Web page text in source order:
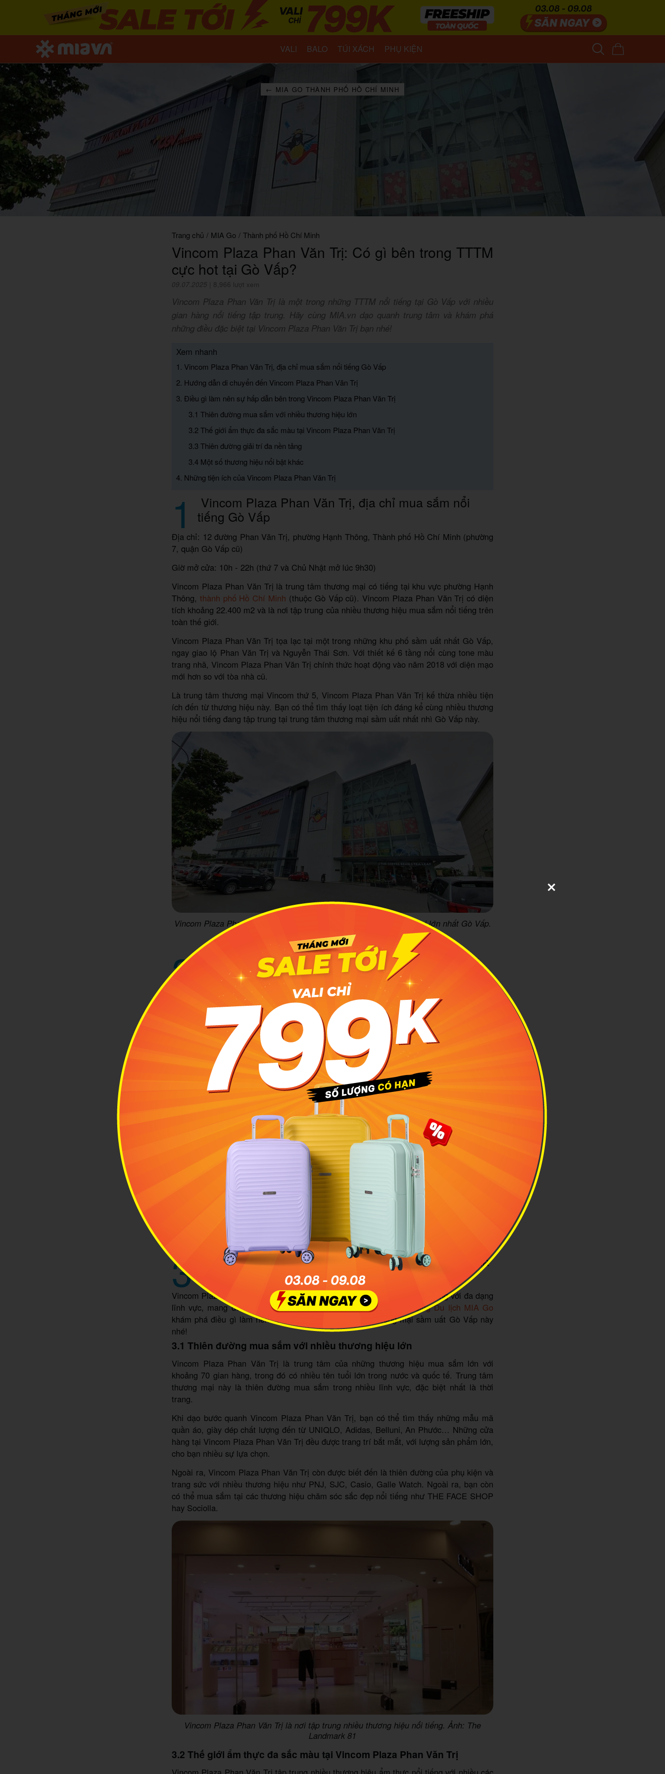
VALI BALO TÚI XÁCH PHỤ KIỆN
← MIA GO THÀNH PHỐ HỒ CHÍ MINH
Trang chủ / MIA Go / Thành phố Hồ Chí Minh
Vincom Plaza Phan Văn Trị: Có gì bên trong TTTM
cực hot tại Gò Vấp?
09.07.2025 8,966 lượt xem
Vincom Plaza Phan Văn Trị là một trong những TTTM nổi tiếng tại Gò Vấp với nhiều
gian hàng nổi tiếng tập trung. Hãy cùng MIA.vn dạo quanh trung tâm và khám phá
những điều đặc biệt tại Vincom Plaza Phan Văn Trị bạn nhé!
Xem nhanh
1. Vincom Plaza Phan Văn Trị, địa chỉ mua sắm nổi tiếng Gò Vấp
2. Hướng dẫn di chuyển đến Vincom Plaza Phan Văn Trị
3. Điều gì làm nên sự hấp dẫn bên trong Vincom Plaza Phan Văn Trị
3.1 Thiên đường mua sắm với nhiều thương hiệu lớn
3.2 Thế giới ẩm thực đa sắc màu tại Vincom Plaza Phan Văn Trị
3.3 Thiên đường giải trí đa nền tảng
3.4 Một số thương hiệu nổi bật khác
4. Những tiện ích của Vincom Plaza Phan Văn Trị
1
Vincom Plaza Phan Văn Trị, địa chỉ mua sắm nổi
tiếng Gò Vấp
Địa chỉ: 12 đường Phan Văn Trị, phường Hạnh Thông, Thành phố Hồ Chí Minh (phường
7, quận Gò Vấp cũ)
Giờ mở cửa: 10h - 22h (thứ 7 và Chủ Nhật mở lúc 9h30)
Vincom Plaza Phan Văn Trị là trung tâm thương mại có tiếng tại khu vực phường Hạnh
Thông, thành phố Hồ Chí Minh (thuộc Gò Vấp cũ). Vincom Plaza Phan Văn Trị có diện
tích khoảng 22.400 m2 và là nơi tập trung của nhiều thương hiệu mua sắm nổi tiếng trên
toàn thế giới.
Vincom Plaza Phan Văn Trị tọa lạc tại một trong những khu phố sầm uất nhất Gò Vấp,
ngay giao lộ Phan Văn Trị và Nguyễn Thái Sơn. Với thiết kế 6 tầng nổi cùng tone màu
trang nhã, Vincom Plaza Phan Văn Trị chính thức hoạt động vào năm 2018 với diện mạo
mới hơn so với tòa nhà cũ.
Là trung tâm thương mại Vincom thứ 5, Vincom Plaza Phan Văn Trị kế thừa nhiều tiện
ích đến từ thương hiệu này. Bạn có thể tìm thấy loạt tiện ích đáng kể cùng nhiều thương
hiệu nổi tiếng đang tập trung tại trung tâm thương mại sầm uất nhất nhì Gò Vấp này.
Vincom Plaza Phan Văn Trị là một trong những trung tâm thương mại lớn nhất Gò Vấp.
Ảnh: The Landmark 81
2
Hướng dẫn di chuyển đến Vincom Plaza Phan Văn
Vincom Plaza Phan Văn Trị nằm ở một trong những giao lộ sầm uất nhất tại Gò Vấp và
có thể kết nối dễ dàng từ các quận 12, Phú Nhuận, Bình Thạnh cũ. Bạn có thể di chuyển
đến Vincom Plaza Phan Văn Trị bằng cung đường gợi ý của MIA.vn
như sau: Nhà ga T1
Sân bay Tân Sơn Nhất - đường Trường Sơn - đường Hồng Hà - đường Nguyễn Thái Sơn
- đường Phan Văn Trị. Tổng đoạn đường di chuyển từ Nhà ga T1 Sân bay Tân Sơn Nhất
đến Vincom Plaza Phan Văn Trị sẽ khoảng 4,5 km và mất khoảng 15 đến 20 phút di
Bên cạnh đó, bạn cũng có thể di chuyển đến Vincom Plaza Phan Văn Trị bằng hướng
dẫn của Google Maps hoặc sử dụng taxi. Nếu muốn tiết kiệm chi phí, bạn cũng có thể di
chuyển đến Vincom Plaza Phan Văn Trị bằng các tuyến xe buýt sau.
- Xe buýt số 7: Bến xe Chợ Lớn - Gò Vấp
- Xe buýt số 146: Bến xe Miền Đông - Chợ Hiệp Thành
- Xe buýt số 148: Bến xe Miền Tây - Gò Vấp
- Xe buýt số 161: Bến xe buýt Văn Thánh - Bến xe Ngã tư Ga
- Xe buýt số 24: Bến xe Miền Đông - Hóc Môn
- Xe buýt số 18: Chợ Bến Thành - Chợ Hiệp Thành
- Xe buýt số 36: Bến xe Bến Thành - Thới An
3
Điều gì làm nên sự hấp dẫn bên trong Vincom Plaza
Vincom Plaza Phan Văn Trị là nơi tập trung của nhiều thương hiệu nổi tiếng với đa dạng
lĩnh vực, mang đến bạn trải nghiệm giải trí đa dạng. Hãy cùng
Blog Du lịch MIA Go
khám phá điều gì làm nên sự hấp dẫn của trung tâm thương mại sầm uất Gò Vấp này
nhé!
3.1 Thiên đường mua sắm với nhiều thương hiệu lớn
Vincom Plaza Phan Văn Trị là trung tâm của những thương hiệu mua sắm lớn với
khoảng 70 gian hàng, trong đó có nhiều tên tuổi lớn trong nước và quốc tế. Trung tâm
thương mại này là thiên đường mua sắm trong nhiều lĩnh vực, đặc biệt nhất là thời
trang.
Khi dạo bước quanh Vincom Plaza Phan Văn Trị, bạn có thể tìm thấy những mẫu mã
quần áo, giày dép chất lượng đến từ UNIQLO, Adidas, Belluni, An Phước… Những cửa
hàng tại Vincom Plaza Phan Văn Trị đều được trang trí bắt mắt, với lượng sản phẩm lớn,
cho bạn nhiều sự lựa chọn.
Ngoài ra, Vincom Plaza Phan Văn Trị còn được biết đến là thiên đường của phụ kiện và
trang sức với nhiều thương hiệu như PNJ, SJC, Casio, Galle Watch. Ngoài ra, bạn còn
có thể mua sắm tại các thương hiệu chăm sóc sắc đẹp nổi tiếng như THE FACE SHOP
hay Sociolla.
Vincom Plaza Phan Văn Trị là nơi tập trung nhiều thương hiệu nổi tiếng. Ảnh: The
Landmark 81
3.2 Thế giới ẩm thực đa sắc màu tại Vincom Plaza Phan Văn Trị